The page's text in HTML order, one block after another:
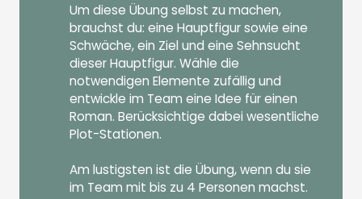
Um diese Übung selbst zu machen,
brauchst du: eine Hauptfigur sowie eine
Schwäche, ein Ziel und eine Sehnsucht
dieser Hauptfigur. Wähle die
notwendigen Elemente zufällig und
entwickle im Team eine Idee für einen
Roman. Berücksichtige dabei wesentliche
Plot-Stationen.
Am lustigsten ist die Übung, wenn du sie
im Team mit bis zu 4 Personen machst.